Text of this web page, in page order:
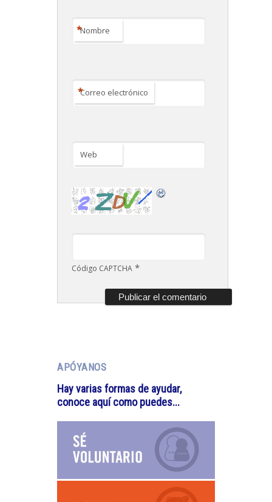
Nombre
*
Correo electrónico
*
Web
Código CAPTCHA*
APÓYANOS
Hay varias formas de ayudar,
conoce aquí como puedes...